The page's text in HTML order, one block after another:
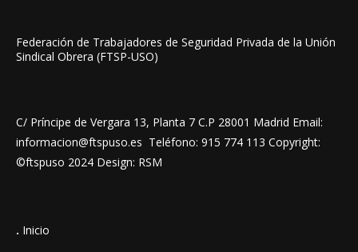
Federación de Trabajadores de Seguridad Privada de la Unión
Sindical Obrera (FTSP-USO)
C/ Príncipe de Vergara 13, Planta 7 C.P 28001 Madrid Email:
informacion@ftspuso.es Teléfono: 915 774 113 Copyright:
©ftspuso 2024 Design: RSM
. Inicio